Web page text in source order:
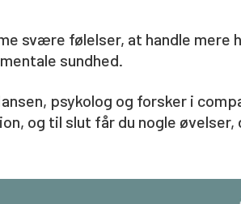
svære følelser, at handle
sundhed.
psykolog og forsker i
og til slut får du nogle øvelser,